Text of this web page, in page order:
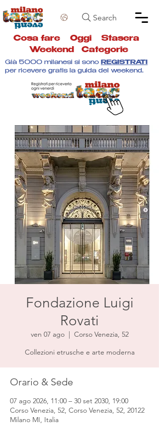
Search
Cosa fare Oggi Stasera
Weekend
Categorie
Già 5000 milanesi si sono REGISTRATI
per ricevere gratis la guida del weekend.
Fondazione Luigi
Rovati
ven 07 ago
  |
Corso Venezia, 52
Collezioni etrusche e arte moderna
Orario & Sede
07 ago 2026, 11:00 – 30 set 2030, 19:00
Corso Venezia, 52, Corso Venezia, 52, 20122
Milano MI, Italia